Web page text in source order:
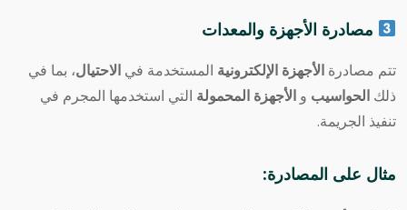
مصادرة الأجهزة والمعدات
تتم مصادرة الأجهزة الإلكترونية المستخدمة في الاحتيال، بما في
ذلك الحواسيب و الأجهزة المحمولة التي استخدمها المجرم في
تنفيذ الجريمة.
مثال على المصادرة: